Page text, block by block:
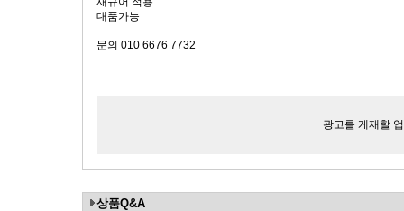
대품가능
문의 010 6676 7732
광고를 게재할
상품Q&A